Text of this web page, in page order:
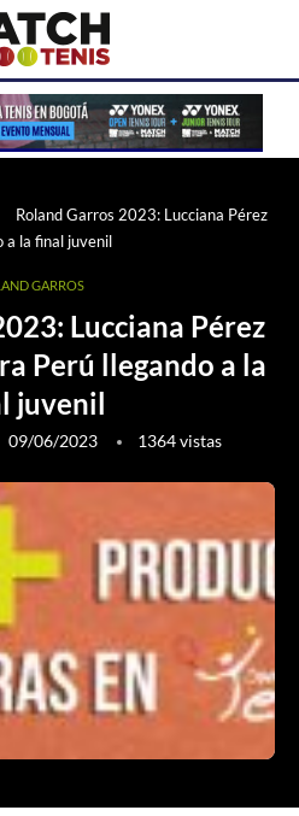
Roland Garros 2023: Lucciana Pérez
a la final juvenil
GARROS
Lucciana Pérez
Perú llegando a la
juvenil
09/06/2023 1364vistas